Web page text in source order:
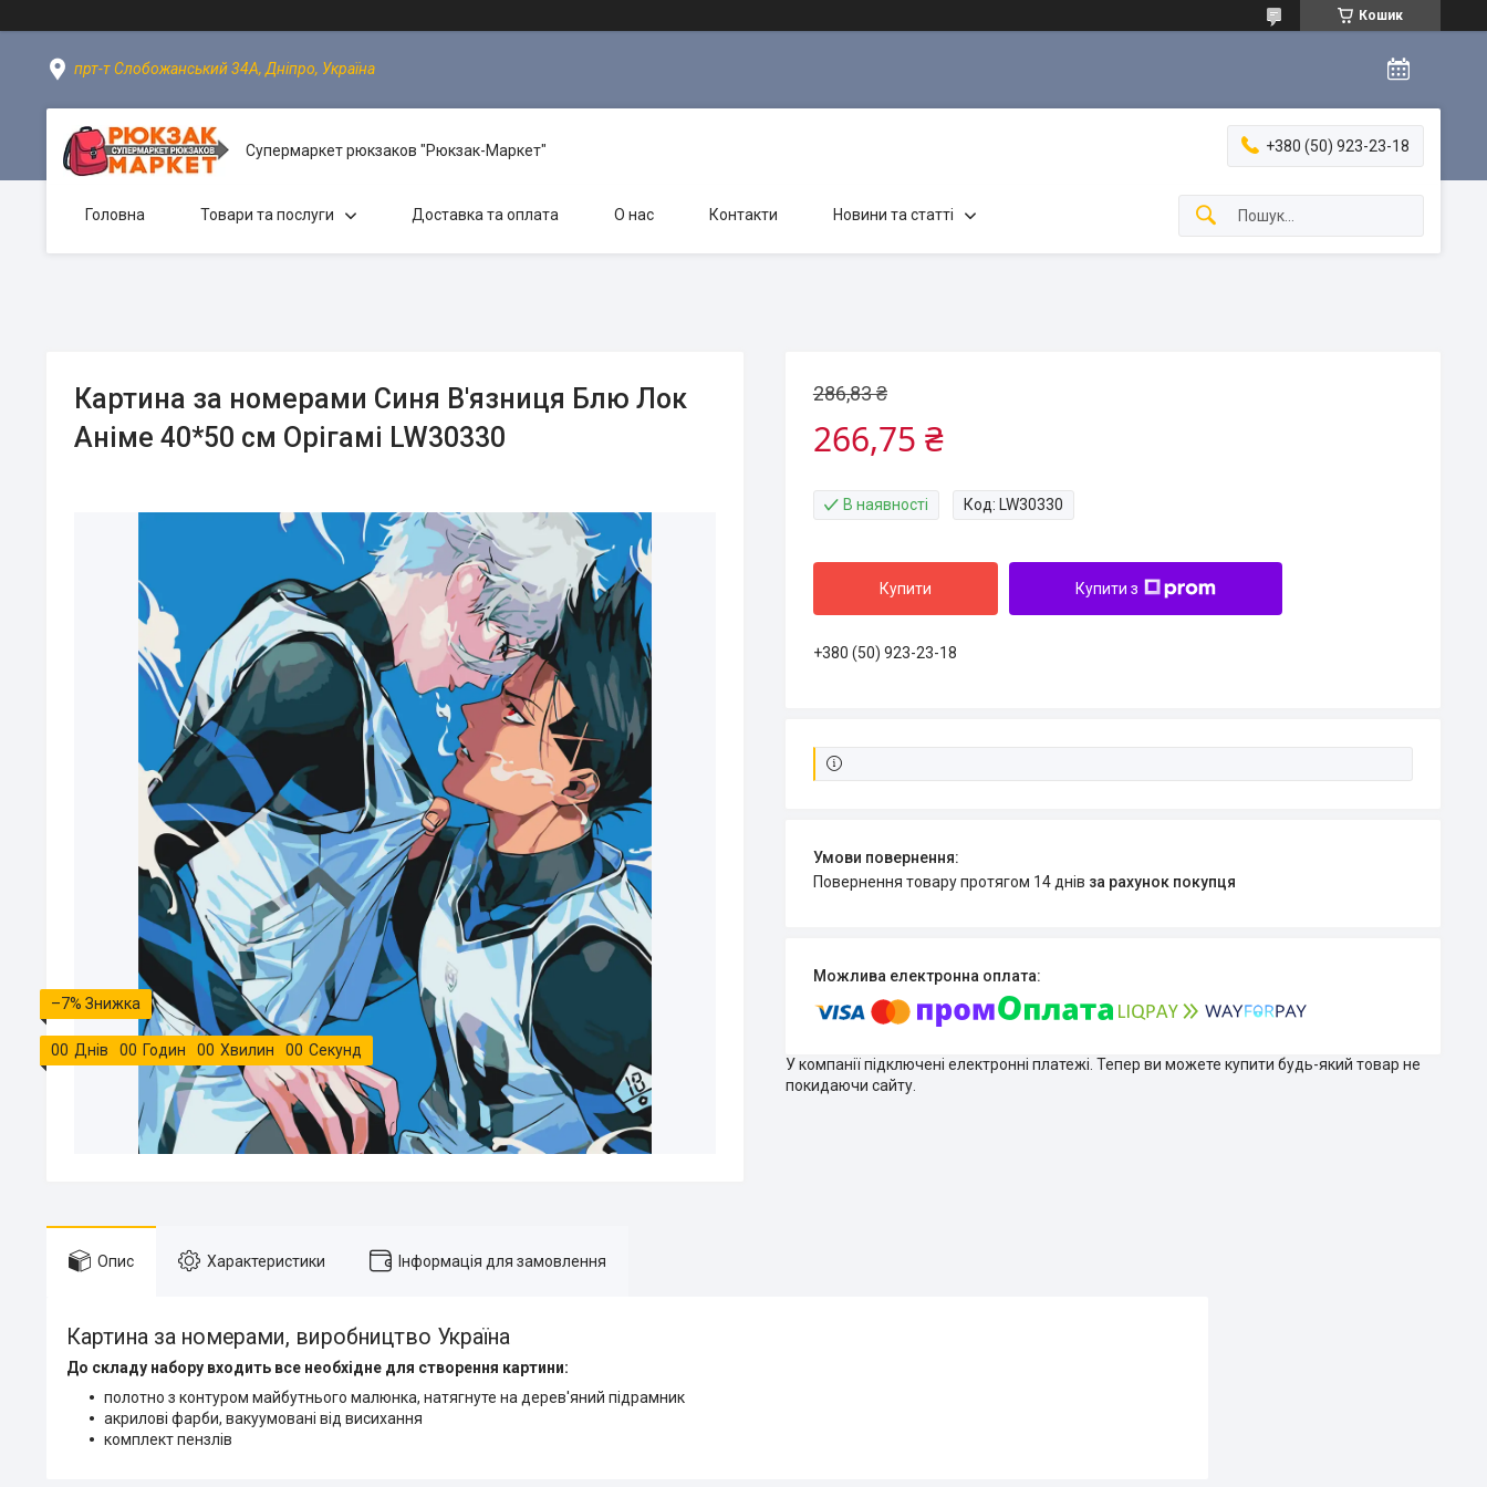
Кошик
прт-т Слобожанський 34А, Дніпро, Україна
Супермаркет рюкзаков "Рюкзак-Маркет" +380 (50) 923-23-18
Головна Товари та послуги Доставка та оплата О нас Контакти Новини та статті
Картина за номерами Синя В'язниця Блю Лок
Аніме 40*50 см Орігамі LW30330
–7%
00 Днів 00 Годин 00 Хвилин 00 Секунд
286,83 ₴
266,75 ₴
В наявності Код: LW30330
Купити Купити з
+380 (50) 923-23-18
повернення товару протягом 14 днів за рахунок покупця
У компанії підключені електронні платежі. Тепер ви можете купити будь-який товар не
покидаючи сайту.
Опис Характеристики Інформація для замовлення
Картина за номерами, виробництво Україна
До складу набору входить все необхідне для створення картини:
полотно з контуром майбутнього малюнка, натягнуте на дерев'яний підрамник
акрилові фарби, вакуумовані від висихання
комплект пензлів